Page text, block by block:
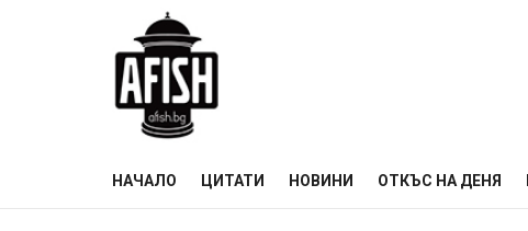
НАЧАЛО ЦИТАТИ НОВИНИ ОТКЪС НА ДЕНЯ